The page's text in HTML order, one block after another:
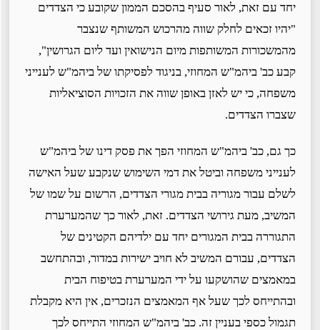
יחד עם זאת, לאור סעיף בהסכם הממון שקובע כי הצדדים
"יהיו זכאים לחלק שווה מהרכוש המשותף שנצבר
מהמשכורות המשותפות מיום הנישואין ועד ליום הגרושין",
קבע כב' ביהמ"ש המחוזי, בניגוד לפסיקתו של ביהמ"ש לענייני
משפחה, כי יש לאזן באופן שווה את הזכויות הסוציאליות
שצברו הצדדים.
כך גם, כב' ביהמ"ש המחוזי הפך את פסק דינו של ביהמ"ש
לענייני משפחה וביטל את דמי השימוש שנקבע שעל האישה
לשלם עבור מגוריה בבית מגורי הצדדים, הרשום על שמו של
המשיב, מעת גירושי הצדדים. זאת, לאור כך שהמערערת
התגוררה בבית המגורים יחד עם ילדיהם הקטינים של
הצדדים, עבורם המשיב לא חויב ישירות במדור, ובהתחשב
במאמצים שהושקעו על ידי המערערת בטיפוח הבית
ובהתייחס לכך שעל אף המאמצים הנזכרים, אין היא מקבלת
תגמול כספי בעניין זה. כב' ביהמ"ש המחוזי התייחס לכך